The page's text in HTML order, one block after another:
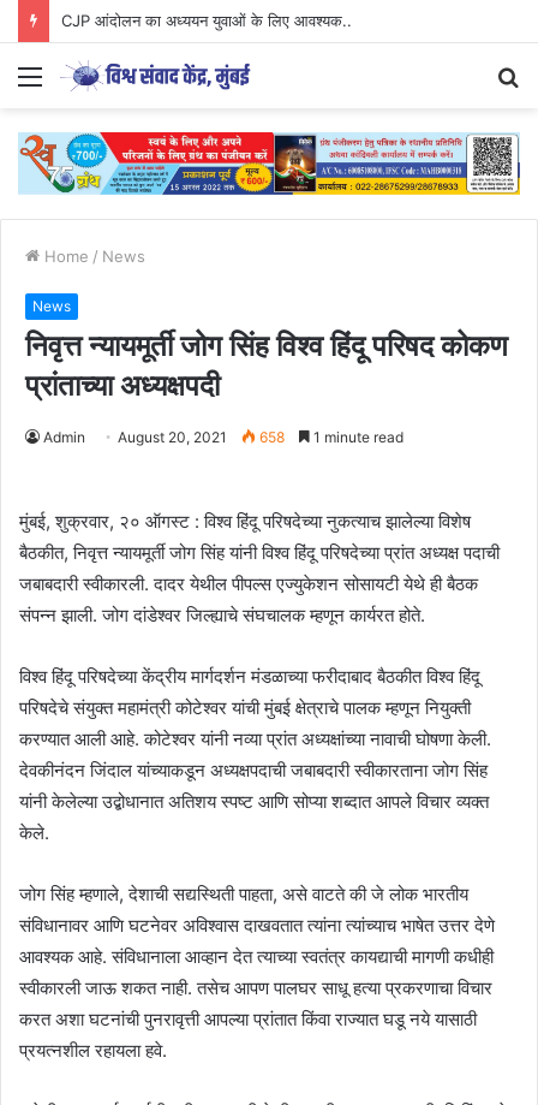
CJP आंदोलन का अध्ययन युवाओं के लिए आवश्यक..
Menu
Home / News
News
निवृत्त न्यायमूर्ती जोग सिंह विश्व हिंदू परिषद कोकण
प्रांताच्या अध्यक्षपदी
Admin August 20, 2021 658 1 minute read
मुंबई, शुक्रवार, २० ऑगस्ट : विश्व हिंदू परिषदेच्या नुकत्याच झालेल्या विशेष
बैठकीत, निवृत्त न्यायमूर्ती जोग सिंह यांनी विश्व हिंदू परिषदेच्या प्रांत अध्यक्ष पदाची
जबाबदारी स्वीकारली. दादर येथील पीपल्स एज्युकेशन सोसायटी येथे ही बैठक
संपन्न झाली. जोग दांडेश्वर जिल्ह्याचे संघचालक म्हणून कार्यरत होते.
विश्व हिंदू परिषदेच्या केंद्रीय मार्गदर्शन मंडळाच्या फरीदाबाद बैठकीत विश्व हिंदू
परिषदेचे संयुक्त महामंत्री कोटेश्वर यांची मुंबई क्षेत्राचे पालक म्हणून नियुक्ती
करण्यात आली आहे. कोटेश्वर यांनी नव्या प्रांत अध्यक्षांच्या नावाची घोषणा केली.
देवकीनंदन जिंदाल यांच्याकडून अध्यक्षपदाची जबाबदारी स्वीकारताना जोग सिंह
यांनी केलेल्या उद्बोधानात अतिशय स्पष्ट आणि सोप्या शब्दात आपले विचार व्यक्त
केले.
जोग सिंह म्हणाले, देशाची सद्यस्थिती पाहता, असे वाटते की जे लोक भारतीय
संविधानावर आणि घटनेवर अविश्वास दाखवतात त्यांना त्यांच्याच भाषेत उत्तर देणे
आवश्यक आहे. संविधानाला आव्हान देत त्याच्या स्वतंत्र कायद्याची मागणी कधीही
स्वीकारली जाऊ शकत नाही. तसेच आपण पालघर साधू हत्या प्रकरणाचा विचार
करत अशा घटनांची पुनरावृत्ती आपल्या प्रांतात किंवा राज्यात घडू नये यासाठी
प्रयत्नशील रहायला हवे.